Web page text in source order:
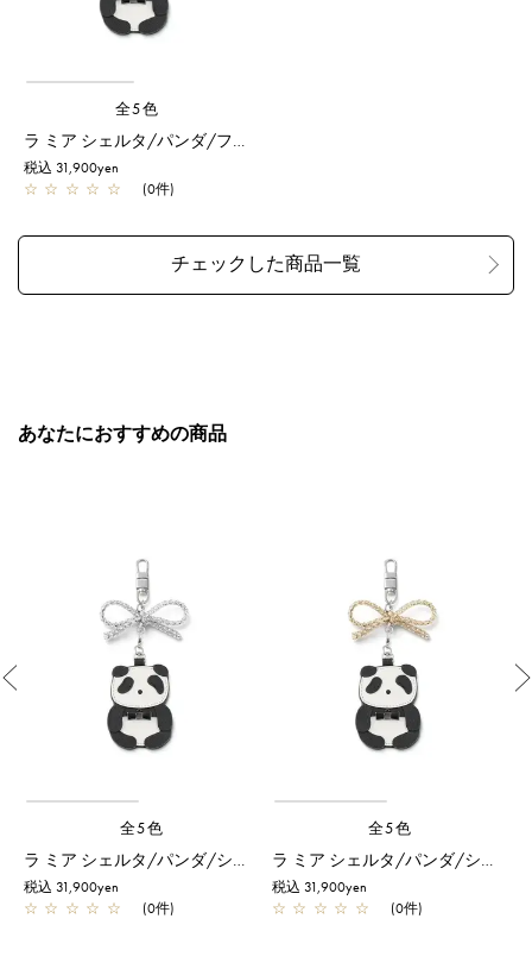
全5色
税込 31,900yen
☆ ☆ ☆ ☆ ☆ (0件)
あなたにおすすめの商品
全5色
ラ ミア シェルタ/パンダ/シルバー
税込 31,900yen
☆ ☆ ☆ ☆ ☆ (0件)
全5色
ラ ミア シェルタ/パンダ/シルバーゴールド
税込 31,900yen
☆ ☆ ☆ ☆ ☆ (0件)